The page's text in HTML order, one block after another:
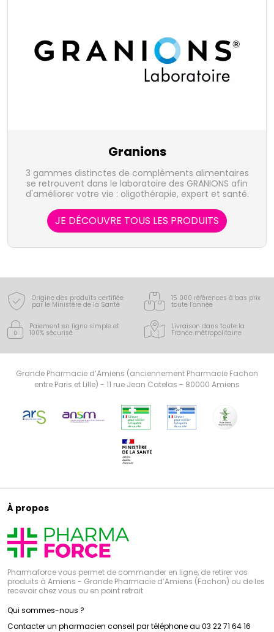
Granions
3 gammes distinctes de compléments alimentaires
se retrouvent dans le laboratoire des GRANIONS afin
d'améliorer votre vie : oligothérapie, expert et santé.
JE DÉCOUVRE TOUS LES PRODUITS
Origine des produits certifiée
par le Ministère de la Santé
15 000 références à bas prix
toute l’année
Paiement en ligne simple et
100% sécurisé
Livraison dans toute la
France métropolitaine
Grande Pharmacie d’Amiens (anciennement Pharmacie Fachon
entre Paris et Lille) - 11 rue Jean Catelas - 80000 Amiens
À propos
Pharmaforce vous permet de commander en ligne, de retirer vos
produits à Amiens - Grande Pharmacie d’Amiens (Fachon) ou de les
recevoir chez vous ou en point retrait
Qui sommes-nous ?
Contacter un pharmacien conseil par téléphone au 03 22 71 64 16